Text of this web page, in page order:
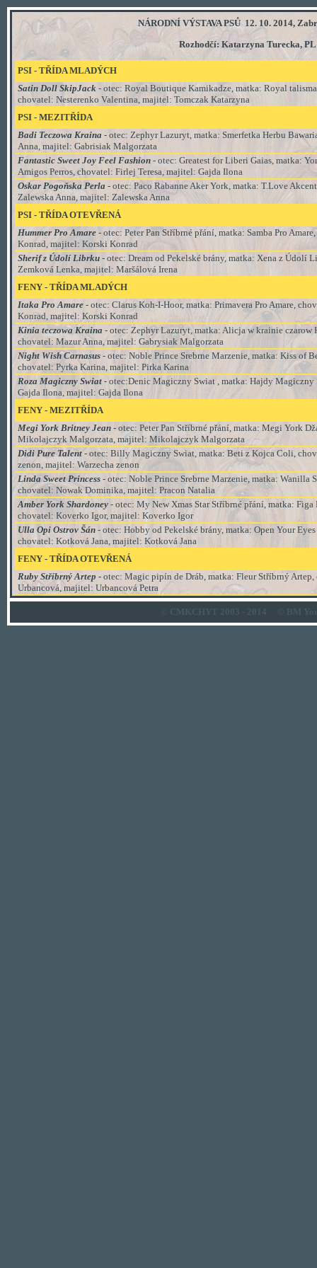
NÁRODNÍ VÝSTAVA PSŮ 12. 10. 2014,
Rozhodčí: Katarzyna Turecka, PL
PSI - TŘÍDAMLADÝCH
Satin Doll SkipJack - otec: Royal Boutique Kamikadze, matka: Royal
chovatel: Nesterenko Valentina, majitel: Tomczak Katarzyna
PSI - MEZITŘÍDA
Badi Teczowa Kraina - otec: Zephyr Lazuryt, matka: Smerfetka Herbu
Anna, majitel: Gabrisiak Malgorzata
Fantastic Sweet Joy Feel Fashion - otec: Greatest for Liberi Gaias, matka:
Amigos Perros, chovatel: Firlej Teresa, majitel: Gajda Ilona
Oskar Pogoňska Perla - otec: Paco Rabanne Aker York, matka: T.Love
Zalewska Anna, majitel: Zalewska Anna
PSI - TŘÍDAOTEVŘENÁ
Hummer Pro Amare - otec: Peter Pan Stříbrné přání, matka: Samba Pro
Konrad, majitel: Korski Konrad
Sherif z Údolí Librku - otec: Dream od Pekelské brány, matka: Xena z Údolí
Zemková Lenka, majitel: Maršálová Irena
FENY - TŘÍDA MLADÝCH
Itaka Pro Amare - otec: Clarus Koh-I-Hoor, matka: Primavera Pro Amare,
Konrad, majitel: Korski Konrad
Kinia teczowa Kraina - otec: Zephyr Lazuryt, matka: Alicja w krainie czarow
chovatel: Mazur Anna, majitel: Gabrysiak Malgorzata
Night Wish Carnasus - otec: Noble Prince Srebrne Marzenie, matka: Kiss of
chovatel: Pyrka Karina, majitel: Pirka Karina
Roza Magiczny Swiat - otec:Denic Magiczny Swiat , matka: Hajdy Magiczny
Gajda Ilona, majitel: Gajda Ilona
FENY - MEZITŘÍDA
Megi York Britney Jean - otec: Peter Pan Stříbrné přání, matka: Megi York
Mikolajczyk Malgorzata, majitel: Mikolajczyk Malgorzata
Didi Pure Talent - otec: Billy Magiczny Swiat, matka: Beti z Kojca Coli,
zenon, majitel: Warzecha zenon
Linda Sweet Princess - otec: Noble Prince Srebrne Marzenie, matka: Wanilla
chovatel: Nowak Dominika, majitel: Pracon Natalia
Amber York Shardoney - otec: My New Xmas Star Stříbrné přání, matka: Figa
chovatel: Koverko Igor, majitel: Koverko Igor
Ulla Opi Ostrov Šán - otec: Hobby od Pekelské brány, matka: Open Your
chovatel: Kotková Jana, majitel: Kotková Jana
FENY - TŘÍDA OTEVŘENÁ
Ruby Stříbrný Artep - otec: Magic pipín de Dráb, matka: Fleur Stříbrný Artep,
Urbancová, majitel: Urbancová Petra
© CMKCHYT 2003 - 2014 © BM